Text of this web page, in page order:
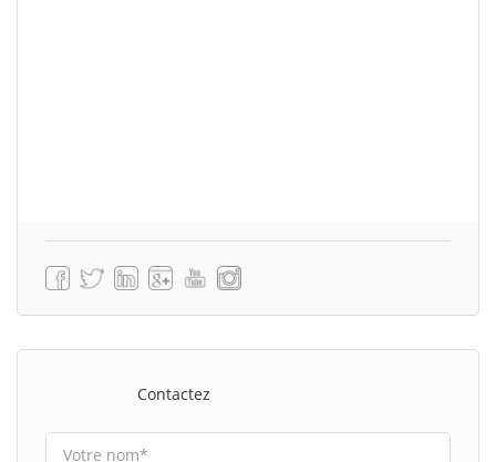
Contactez